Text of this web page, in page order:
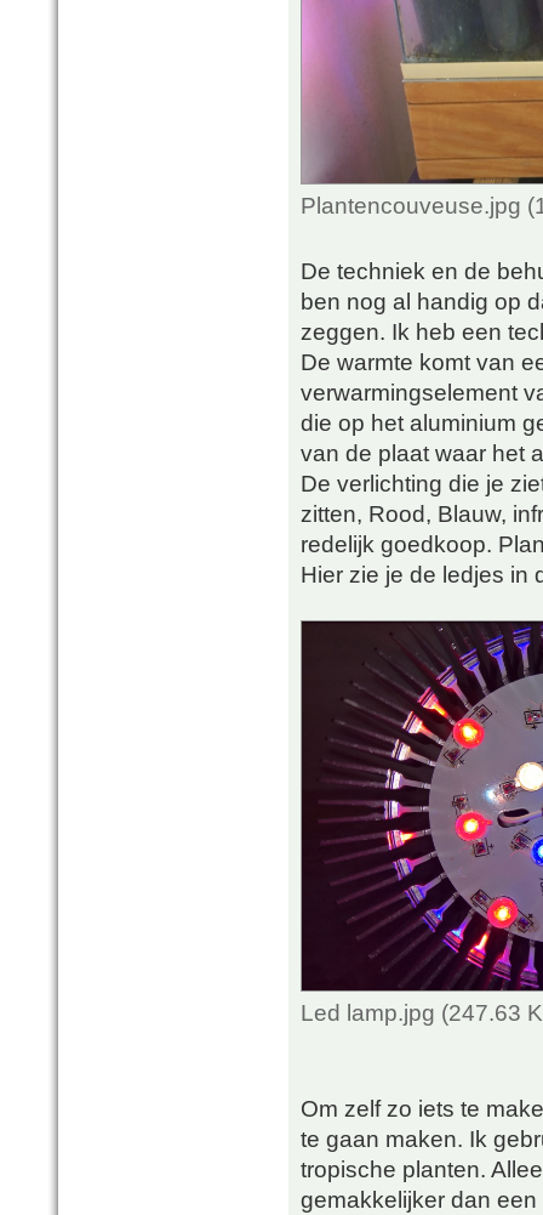
Plantencouveuse.jpg
De techniek en de
ben nog al handig op
zeggen. Ik heb een
De warmte komt van
verwarmingselement
die op het aluminium
van de plaat waar het
De verlichting die je
zitten, Rood, Blauw,
redelijk goedkoop.
Hier zie je de ledjes in
Led lamp.jpg (247.63
Om zelf zo iets te
te gaan maken. Ik
tropische planten.
gemakkelijker dan